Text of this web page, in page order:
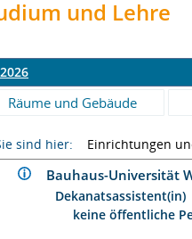
und Lehre
Räume und Gebäude
sind hier: Einrichtungen
Bauhaus-
Dekanatsassistent(in)
keine öffentliche